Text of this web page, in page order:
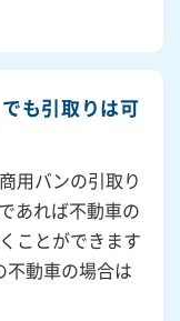
も引取りは可
用バンの引取り
あれば不動車の
ことができます
動車の場合は